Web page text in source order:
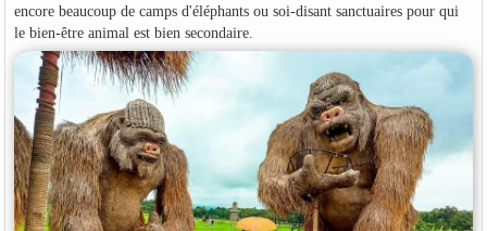
encore beaucoup de camps d'éléphants ou soi-disant sanctuaires pour qui
le bien-être animal est bien secondaire.